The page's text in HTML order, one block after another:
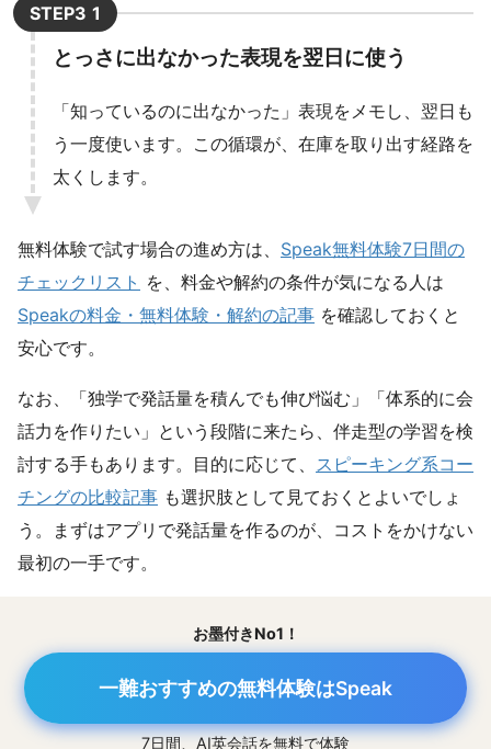
STEP3
とっさに出なかった表現を翌日に使う
「知っているのに出なかった」表現をメモし、翌日も
う一度使います。この循環が、在庫を取り出す経路を
太くします。
無料体験で試す場合の進め方は、 Speak無料体験7日間の
チェックリスト を、料金や解約の条件が気になる人は
Speakの料金・無料体験・解約の記事 を確認しておくと
安心です。
なお、「独学で発話量を積んでも伸び悩む」「体系的に会
話力を作りたい」という段階に来たら、伴走型の学習を検
討する手もあります。目的に応じて、 スピーキング系コー
チングの比較記事 も選択肢として見ておくとよいでしょ
う。まずはアプリで発話量を作るのが、コストをかけない
最初の一手です。
お墨付きNo1！
一難おすすめの無料体験はSpeak
7日間、AI英会話を無料で体験